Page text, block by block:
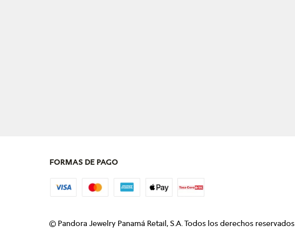
FORMAS DE PAGO
© Pandora Jewelry Panamá Retail, S.A. Todos los derechos reservados